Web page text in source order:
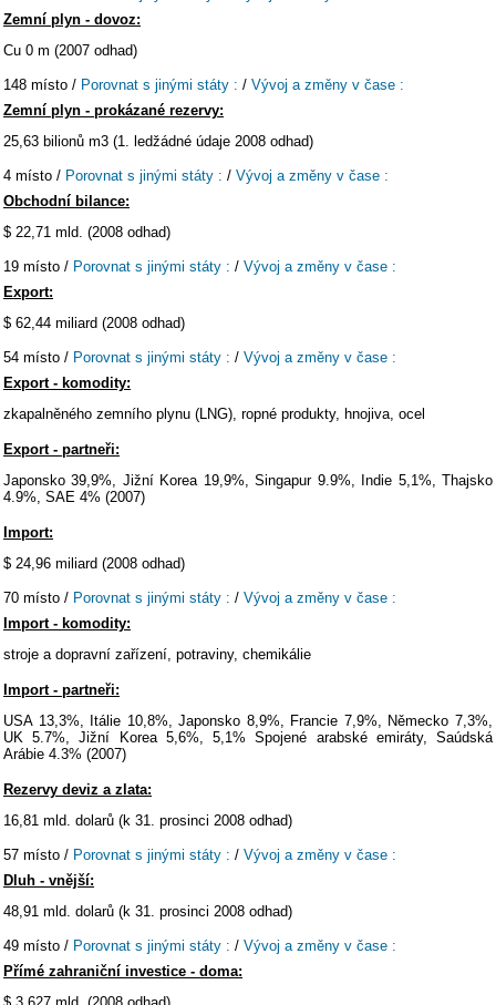
Zemní plyn - dovoz:
Cu 0 m (2007 odhad)
148 místo / Porovnat s jinými státy : / Vývoj a změny v čase :
Zemní plyn - prokázané rezervy:
25,63 bilionů m3 (1. ledžádné údaje 2008 odhad)
4 místo / Porovnat s jinými státy : / Vývoj a změny v čase :
Obchodní bilance:
$ 22,71 mld. (2008 odhad)
19 místo / Porovnat s jinými státy : / Vývoj a změny v čase :
Export:
$ 62,44 miliard (2008 odhad)
54 místo / Porovnat s jinými státy : / Vývoj a změny v čase :
Export - komodity:
zkapalněného zemního plynu (LNG), ropné produkty, hnojiva, ocel
Export - partneři:
Japonsko 39,9%, Jižní Korea 19,9%, Singapur 9.9%, Indie 5,1%, Thajsko
4.9%, SAE 4% (2007)
Import:
$ 24,96 miliard (2008 odhad)
70 místo / Porovnat s jinými státy : / Vývoj a změny v čase :
Import - komodity:
stroje a dopravní zařízení, potraviny, chemikálie
Import - partneři:
USA 13,3%, Itálie 10,8%, Japonsko 8,9%, Francie 7,9%, Německo 7,3%,
UK 5.7%, Jižní Korea 5,6%, 5,1% Spojené arabské emiráty, Saúdská
Arábie 4.3% (2007)
Rezervy deviz a zlata:
16,81 mld. dolarů (k 31. prosinci 2008 odhad)
57 místo / Porovnat s jinými státy : / Vývoj a změny v čase :
Dluh - vnější:
48,91 mld. dolarů (k 31. prosinci 2008 odhad)
49 místo / Porovnat s jinými státy : / Vývoj a změny v čase :
Přímé zahraniční investice - doma: